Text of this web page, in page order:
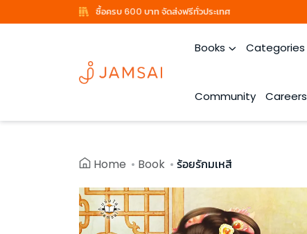
ซื้อครบ 600 บาท จัดส่งฟรีทั่วประเทศ
Books Categories
Community Careers
Home Book ร้อยรักมเหสี